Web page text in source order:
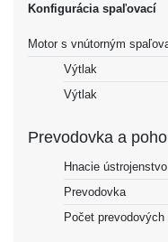
Konfigurácia spaľovací
Motor s vnútorným
Výtlak
Výtlak
Prevodovka a
Hnacie ústrojenstvo
Prevodovka
Počet prevodových